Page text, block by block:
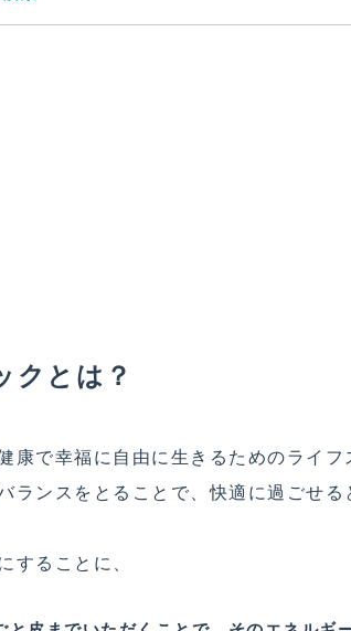
クとは？
康で幸福に自由に生きるためのライ
ランスをとることで、快適に過ごせる
することに、